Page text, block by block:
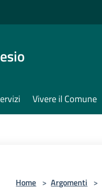
Vivere il Comune
Home > Argomenti >